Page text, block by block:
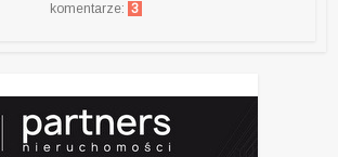
komentarze: 3